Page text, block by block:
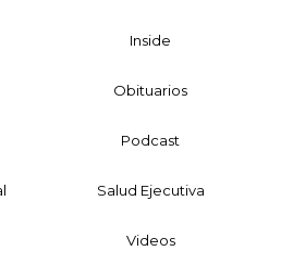
Inside
Obituarios
Podcast
Salud Ejecutiva
Videos